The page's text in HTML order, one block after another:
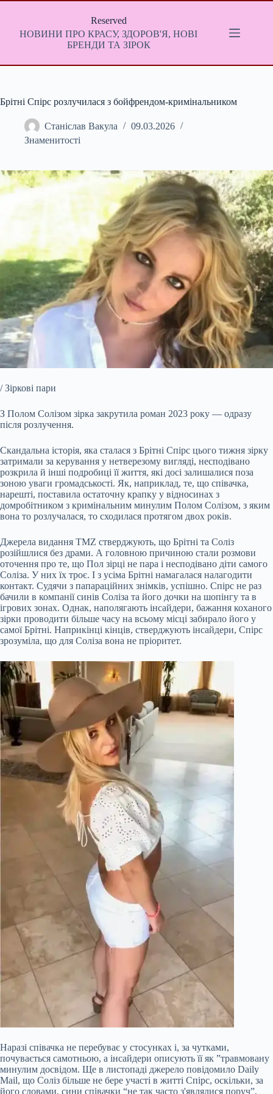
Перейти
Reserved
НОВИНИ ПРО КРАСУ, ЗДОРОВ'Я, НОВІ
БРЕНДИ ТА ЗІРОК
Брітні Спірс розлучилася з бойфрендом-кримінальником
Станіслав Вакула
09.03.2026
Знаменитості
/ Зіркові пари
З Полом Солізом зірка закрутила роман 2023 року — одразу
після розлучення.
Скандальна історія, яка сталася з Брітні Спірс цього тижня зірку
затримали за керування у нетверезому вигляді, несподівано
розкрила й інші подробиці її життя, які досі залишалися поза
зоною уваги громадськості. Як, наприклад, те, що співачка,
нарешті, поставила остаточну крапку у відносинах з
домробітником з кримінальним минулим Полом Солізом, з яким
вона то розлучалася, то сходилася протягом двох років.
Джерела видання TMZ стверджують, що Брітні та Соліз
розійшлися без драми. А головною причиною стали розмови
оточення про те, що Пол зірці не пара і несподівано діти самого
Соліза. У них їх троє. І з усіма Брітні намагалася налагодити
контакт. Судячи з папараційних знімків, успішно. Спірс не раз
бачили в компанії синів Соліза та його дочки на шопінгу та в
ігрових зонах. Однак, наполягають інсайдери, бажання коханого
зірки проводити більше часу на всьому місці забирало його у
самої Брітні. Наприкінці кінців, стверджують інсайдери, Спірс
зрозуміла, що для Соліза вона не пріоритет.
Наразі співачка не перебуває у стосунках і, за чутками,
почувається самотньою, а інсайдери описують її як ”травмовану
минулим досвідом. Ще в листопаді джерело повідомило Daily
Mail, що Соліз більше не бере участі в житті Спірс, оскільки, за
його словами, сини співачки “не так часто з'являлися поруч”,